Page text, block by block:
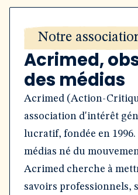
Notre
Acrimed,
des médias
Acrimed (Action-
association d'intérêt
lucratif, fondée en
médias né du
Acrimed cherche à
savoirs professionnels,